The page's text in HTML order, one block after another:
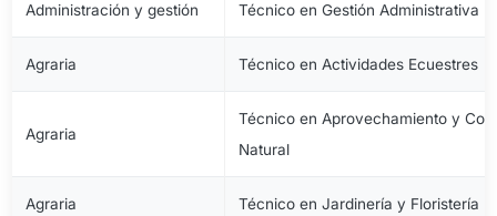
Administración y gestión Técnico en Gestión Administrativa
Agraria Técnico en Actividades Ecuestres
Agraria
Técnico en Aprovechamiento y
Natural
Agraria Técnico en Jardinería y Floristería